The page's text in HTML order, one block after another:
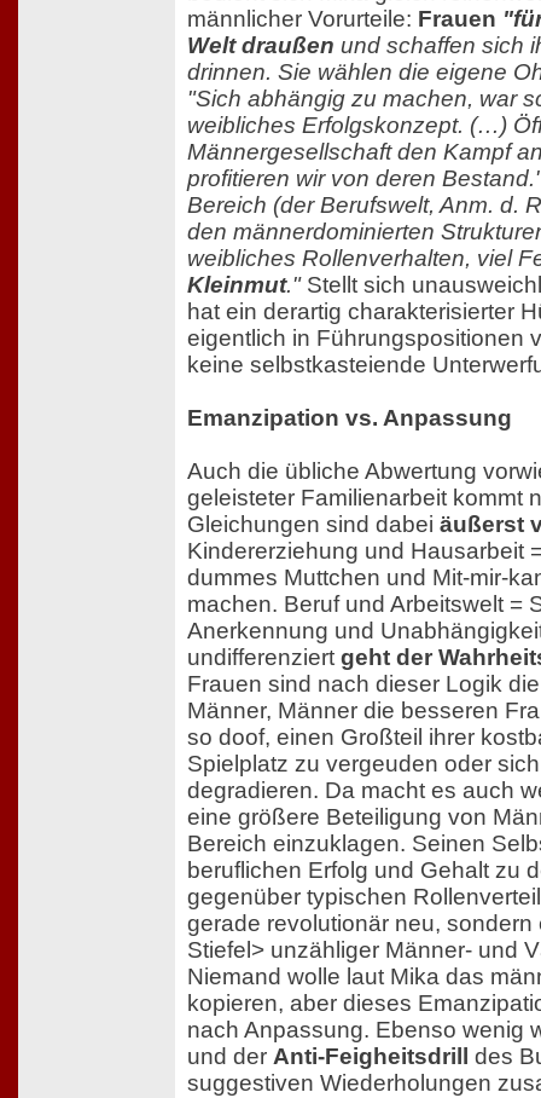
männlicher Vorurteile: Frauen
Welt draußen und schaffen sich
drinnen. Sie wählen die eigene
"Sich abhängig zu machen, war
weibliches Erfolgskonzept. (…)
Männergesellschaft den Kampf
profitieren wir von deren
Bereich (der Berufswelt, Anm. d.
den männerdominierten
weibliches Rollenverhalten, viel
Kleinmut."Stellt sich
hat ein derartig charakterisierter
eigentlich in Führungspositionen
keine selbstkasteiende
Emanzipation vs. Anpassung
Auch die übliche Abwertung
geleisteter Familienarbeit kommt
Gleichungen sind dabei äußerst
Kindererziehung und Hausarbeit
dummes Muttchen und Mit-mir-
machen. Beruf und Arbeitswelt =
Anerkennung und
undifferenziert geht der
Frauen sind nach dieser Logik
Männer, Männer die besseren
so doof, einen Großteil ihrer
Spielplatz zu vergeuden oder
degradieren. Da macht es auch
eine größere Beteiligung von
Bereich einzuklagen. Seinen
beruflichen Erfolg und Gehalt zu
gegenüber typischen
gerade revolutionär neu,
Stiefel> unzähliger Männer- und
Niemand wolle laut Mika das
kopieren, aber dieses
nach Anpassung. Ebenso wenig
und der Anti-Feigheitsdrill
des
suggestiven Wiederholungen